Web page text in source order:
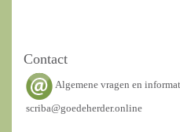
Contact
Algemene vragen en
scriba@goedeherder.online